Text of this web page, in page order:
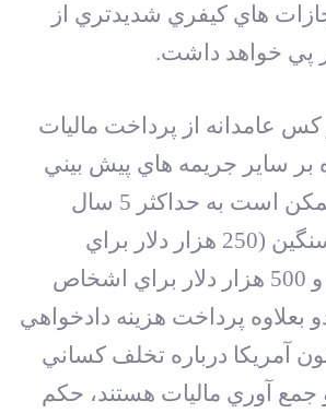
هاي کيفري شديدتري از
پي خواهد داشت.
کس عامدانه از پرداخت ماليات
بر ساير جريمه هاي پيش بيني
شده در قانون ممکن است به حداکثر 5 سال
زندان و جريمه سنگين (250 هزار دلار براي
اشخاص حقيقي و 500 هزار دلار براي اشخاص
بعلاوه پرداخت هزينه دادخواهي
آمريکا درباره تخلف کساني
آوري ماليات هستند، حکم